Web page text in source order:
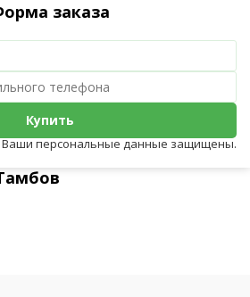
заказа
Купить
Ваши персональные данные защищены.